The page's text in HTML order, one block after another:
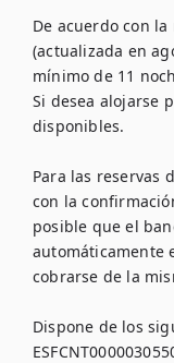
De acuerdo con
(actualizada en
mínimo de 11
Si desea alojarse
disponibles.
Para las reservas
con la
posible que el
automáticamente
cobrarse de la
Dispone de los